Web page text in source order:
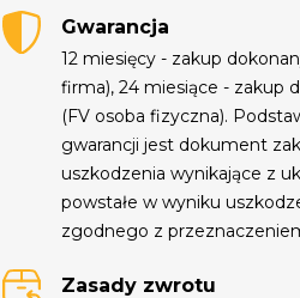
Gwarancja
12 miesięcy - zakup
firma), 24 miesiące - zakup
(FV osoba fizyczna).
gwarancji jest dokument
uszkodzenia wynikające z
powstałe w wyniku
zgodnego z
Zasady zwrotu